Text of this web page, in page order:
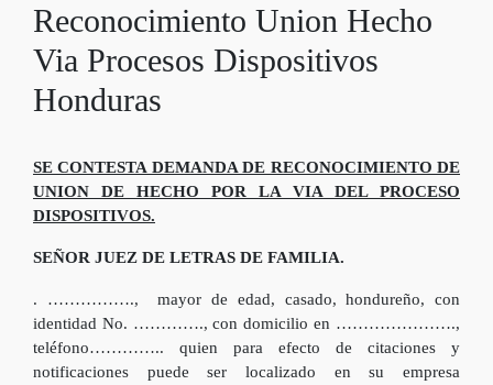
Reconocimiento Union Hecho
Via Procesos Dispositivos
Honduras
SE CONTESTA DEMANDA DE RECONOCIMIENTO DE
UNION DE HECHO POR LA VIA DEL PROCESO
DISPOSITIVOS.
SEÑOR JUEZ DE LETRAS DE FAMILIA.
. ……………., mayor de edad, casado, hondureño, con
identidad No. …………., con domicilio en ………………….,
teléfono………….. quien para efecto de citaciones y
notificaciones puede ser localizado en su empresa